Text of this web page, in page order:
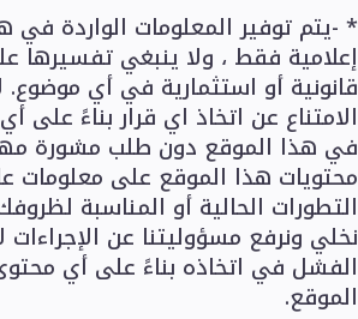
* -يتم توفير المعلومات الواردة في
إعلامية فقط ، ولا ينبغي تفسيرها
قانونية أو استثمارية في أي موضوع.
الامتناع عن اتخاذ اي قرار بناءً
في هذا الموقع دون طلب مشورة
محتويات هذا الموقع على معلومات
التطورات الحالية أو المناسبة
نخلي ونرفع مسؤوليتنا عن الإجراءات
الفشل في اتخاذه بناءً على أي
الموقع.